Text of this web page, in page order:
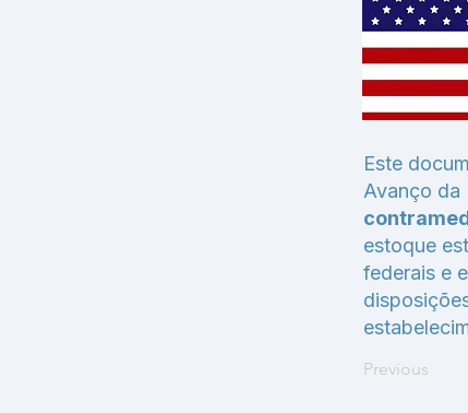
Este
Avanço da
estoque
federais e
Previous